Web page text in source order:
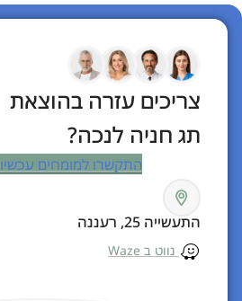
צריכים עזרה בהוצאת
תג חניה לנכה?
התקשרו למומחים עכשיו 050-9693837
התעשייה 25, רעננה
נווט ב Waze